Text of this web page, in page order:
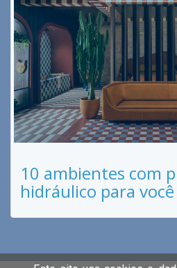
10 ambientes com
hidráulico para